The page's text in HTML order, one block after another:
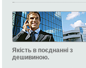
Якість в поєднанні з
дешивиною.